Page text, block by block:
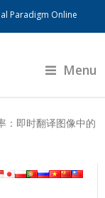
Paradigm Online
Menu
：即时翻译图像中的